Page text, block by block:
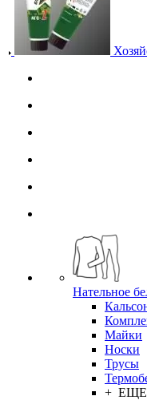
Нательное
Майки
Носки
Трусы
+ ЕЩЕ